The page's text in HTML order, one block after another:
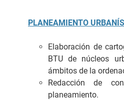
PLANEAMIENTO
Elaboración de
BTU de núcleos
ámbitos de la
Redacción de
planeamiento.